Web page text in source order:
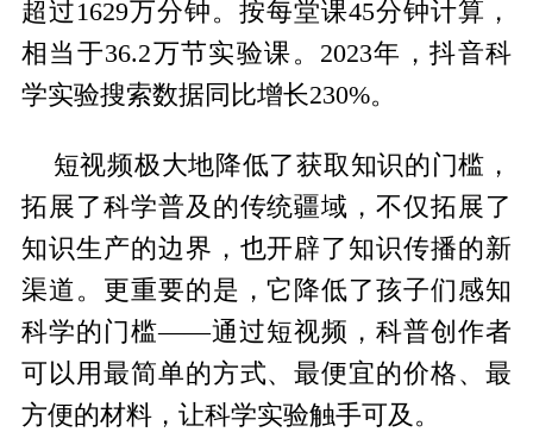
超过1629万分钟。按每堂课45分钟计算，
相当于36.2万节实验课。2023年，抖音科
学实验搜索数据同比增长230%。
短视频极大地降低了获取知识的门槛，
拓展了科学普及的传统疆域，不仅拓展了
知识生产的边界，也开辟了知识传播的新
渠道。更重要的是，它降低了孩子们感知
科学的门槛——通过短视频，科普创作者
可以用最简单的方式、最便宜的价格、最
方便的材料，让科学实验触手可及。